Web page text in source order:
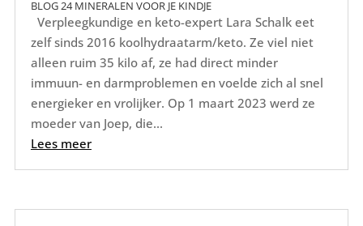
BLOG 24 MINERALEN VOOR JE KINDJE
Verpleegkundige en keto-expert Lara Schalk eet
zelf sinds 2016 koolhydraatarm/keto. Ze viel niet
alleen ruim 35 kilo af, ze had direct minder
immuun- en darmproblemen en voelde zich al snel
energieker en vrolijker. Op 1 maart 2023 werd ze
moeder van Joep, die...
Lees meer